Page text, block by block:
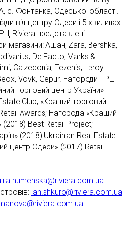
с. Фонтанка, Одеської області.
від центру Одеси і 5 хвилинах
Riviera представлені
магазини: Ашан, Zara, Bershka,
De Facto, Marks &
Calzedonia, Tezenis, Leroy
Vovk, Gepur. Нагороди ТРЦ
торговий центр України»
Club; «Кращий торговий
Awards; Нагорода «Кращий
(2018) Best Retail Project;
(2018) Ukrainian Real Estate
центр Одеси» (2017) Retail
ian.shkuro@riviera.com.ua